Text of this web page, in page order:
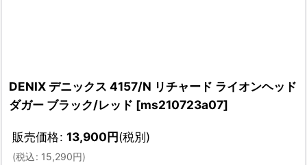
DENIX デニックス 4157/N リチャード ライオンヘッド
ダガー ブラック/レッド [ms210723a07]
販売価格: 13,900円(税別)
(税込: 15,290円)